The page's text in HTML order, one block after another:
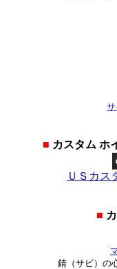
■ カスタム ホ
ＵＳカス
■
錆（サビ）の